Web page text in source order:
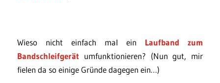
Wieso nicht einfach mal ein Laufband zum
Bandschleifgerät umfunktionieren? (Nun gut, mir
fielen da so einige Gründe dagegen ein…)